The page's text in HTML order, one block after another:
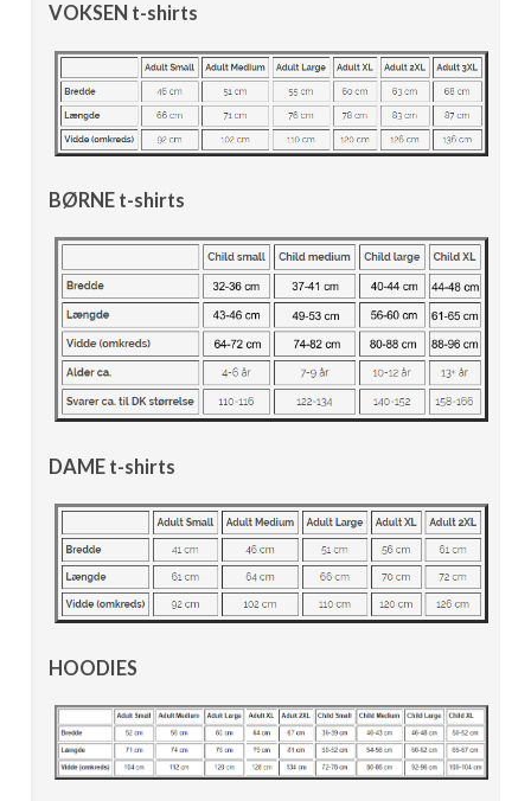
VOKSEN t-shirts
BØRNE t-shirts
DAME t-shirts
HOODIES